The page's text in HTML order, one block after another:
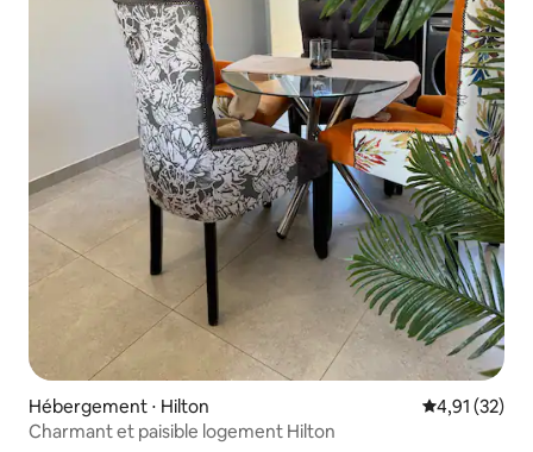
Hébergement ⋅ Hilton Évaluation
4,91 (32)
Charmant et paisible logement Hilton